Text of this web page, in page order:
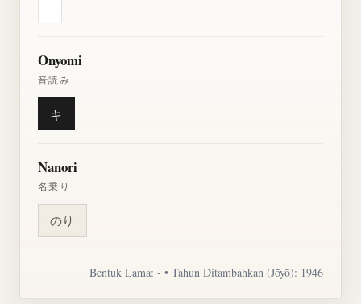
Onyomi
音読み
キ
Nanori
名乗り
のり
Bentuk Lama: - • Tahun Ditambahkan (Jōyō): 1946